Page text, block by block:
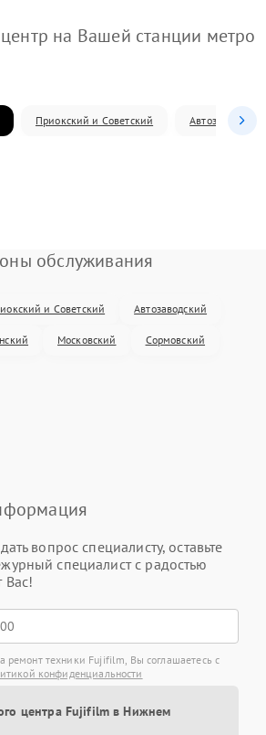
на Вашей станции метро
Приокский и Советский Автозаводский
обслуживания
и Советский Автозаводский
Московский Сормовский
вопрос специалисту, оставьте
специалист с радостью
Вас!
ремонт техники Fujifilm, Вы соглашаетесь с
конфиденциальности
центра Fujifilm в Нижнем